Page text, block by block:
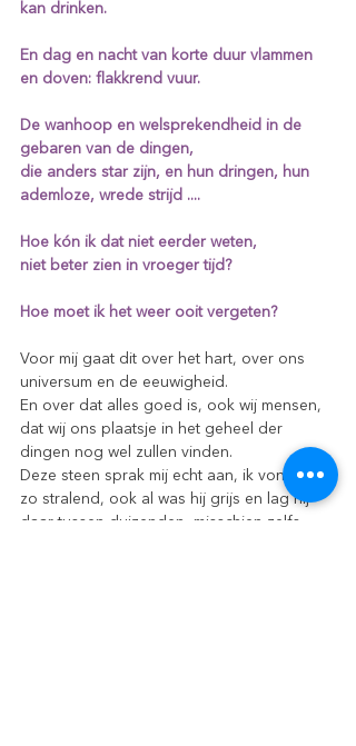
kan drinken.
En dag en nacht van korte duur vlammen
en doven: flakkrend vuur.
De wanhoop en welsprekendheid in de
gebaren van de dingen,
die anders star zijn, en hun dringen, hun
ademloze, wrede strijd ....
Hoe kón ik dat niet eerder weten,
niet beter zien in vroeger tijd?
Hoe moet ik het weer ooit vergeten?
Voor mij gaat dit over het hart, over ons
universum en de eeuwigheid.
En over dat alles goed is, ook wij mensen,
dat wij ons plaatsje in het geheel der
dingen nog wel zullen vinden.
Deze steen sprak mij echt aan, ik vond hem
zo stralend, ook al was hij grijs en lag hij
daar tussen duizenden, misschien zelfs